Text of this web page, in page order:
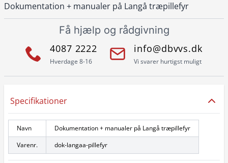
Dokumentation + manualer på Langå træpillefyr
Få hjælp og rådgivning
4087 2222
Hverdage 8-16
info@dbvvs.dk
Vi svarer hurtigst muligt
Specifikationer
Navn
Dokumentation + manualer på Langå træpillefyr
Varenr.
dok-langaa-pillefyr